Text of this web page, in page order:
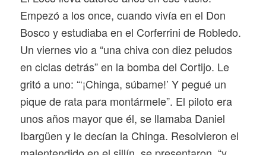
Empezó a los once, cuando vivía en el Don
Bosco y estudiaba en el Corferrini de Robledo.
Un viernes vio a “una chiva con diez peludos
en ciclas detrás” en la bomba del Cortijo. Le
gritó a uno: “‘¡Chinga, súbame!’ Y pegué un
pique de rata para montármele”. El piloto era
unos años mayor que él, se llamaba Daniel
Ibargüen y le decían la Chinga. Resolvieron el